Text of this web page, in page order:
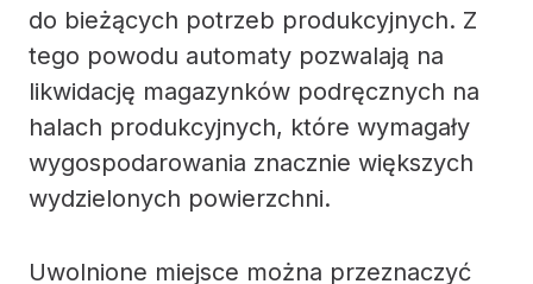
do bieżących potrzeb produkcyjnych. Z
tego powodu automaty pozwalają na
likwidację magazynków podręcznych na
halach produkcyjnych, które wymagały
wygospodarowania znacznie większych
wydzielonych powierzchni.
Uwolnione miejsce można przeznaczyć